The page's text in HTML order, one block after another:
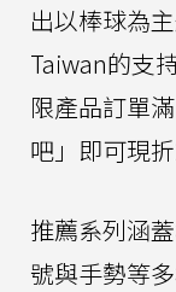
出以棒球為
Taiwan的支
限產品訂單
吧」即可現
推薦系列涵
號與手勢等